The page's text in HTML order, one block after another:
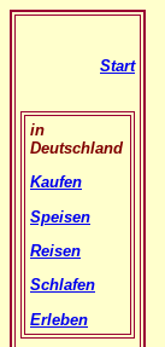
Start
in
Deutschland
Kaufen
Speisen
Reisen
Schlafen
Erleben